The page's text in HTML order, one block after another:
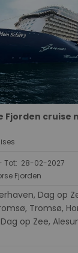
Fjorden cruise
Tot: 28-02-2027
Fjorden
Tromsø,
op Zee,